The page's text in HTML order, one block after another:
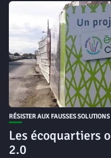
RÉSISTER AUX FAUSSES SOLUTIONS
Les écoquartiers
2.0